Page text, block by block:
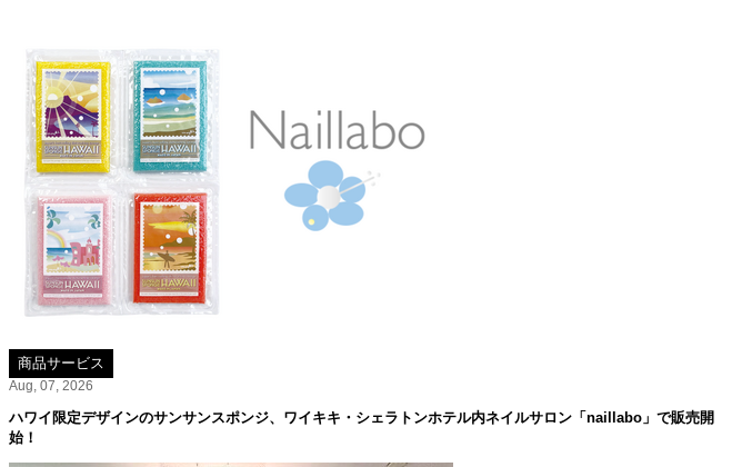
商品サービス
Aug, 07, 2026
ハワイ限定デザインのサンサンスポンジ、ワイキキ・シェラトンホテル内ネイルサロン「naillabo」で販売開
始！